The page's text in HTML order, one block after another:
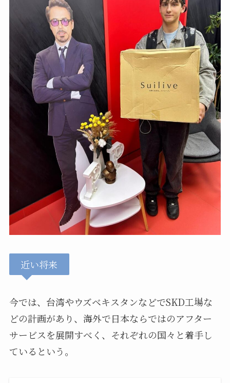
近い将来
今では、台湾やウズベキスタンなどでSKD工場な
どの計画があり、海外で日本ならではのアフター
サービスを展開すべく、それぞれの国々と着手し
ているという。